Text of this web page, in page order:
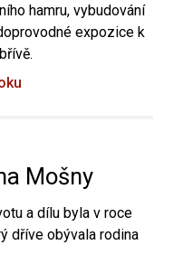
hamru, vybudování
expozice k
Mošny
a dílu byla v roce
dříve obývala rodina